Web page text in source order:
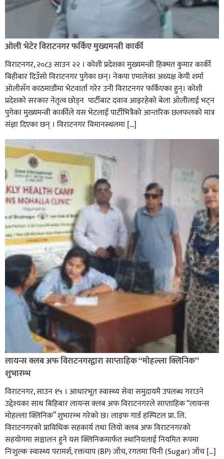
ओली भेटेर विराटनगर फर्किए मुख्यमन्त्री कार्की
विराटनगर, २०८३ साउन २२ । कोशी प्रदेशका मुख्यमन्त्री हिक्मत कुमार कार्की
बिहीबार दिउँसो विराटनगर पुगेका छन्। नेकपा एमालेका अध्यक्ष केपी शर्मा
ओलीसँग काठमाडौंमा भेटवार्ता गरेर उनी विराटनगर फर्किएका हुन्। काेशी
प्रदेशकाे सरकार नेतृत्व छाेड्न पार्टीबाट दवाव आइरहेकाे बेला ओलीलाई भट्न
पुगेका मुख्यमन्त्री कार्कीले यस भेटलाई पार्टीभित्रैको आन्तरिक छलफलकाे मात्र
संज्ञा दिएका छन् । विराटनगर विमानस्थलमा […]
लायन्स क्लब अफ विराटनगरद्वारा साप्ताहिक “मोहल्ला क्लिनिक”
शुभारम्भ
विराटनगर, साउन १५ । आधारभूत स्वास्थ्य सेवा समुदायमै उपलब्ध गराउने
उद्देश्यका साथ बिहिबार लायन्स क्लब अफ विराटनगरले साप्ताहिक “लायन्स
मोहल्ला क्लिनिक” शुभारम्भ गरेकाे छ। लाइफ गार्ड हस्पिटल प्रा. लि.
विराटनगरको प्राविधिक सहकार्य तथा लियो क्लब अफ विराटनगरको
सहयोगमा सञ्चालन हुने यस क्लिनिकमार्फत स्थानियलाई नियमित रूपमा
निःशुल्क स्वास्थ्य परामर्श, रक्तचाप (BP) जाँच, रगतमा चिनी (Sugar) जाँच […]